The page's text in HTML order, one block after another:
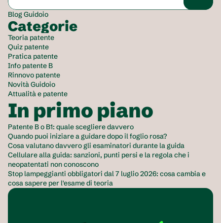
Blog Guidoio
Categorie
Teoria patente
Quiz patente
Pratica patente
Info patente B
Rinnovo patente
Novità Guidoio
Attualità e patente
In primo piano
Patente B o B1: quale scegliere davvero
Quando puoi iniziare a guidare dopo il foglio rosa?
Cosa valutano davvero gli esaminatori durante la guida
Cellulare alla guida: sanzioni, punti persi e la regola che i
neopatentati non conoscono
Stop lampeggianti obbligatori dal 7 luglio 2026: cosa cambia e
cosa sapere per l'esame di teoria